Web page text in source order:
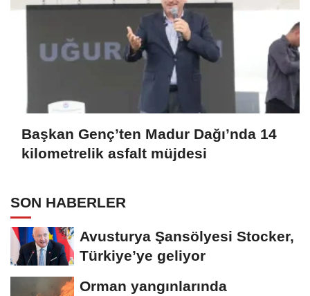
Başkan Genç’ten Madur Dağı’nda 14
kilometrelik asfalt müjdesi
SON HABERLER
Avusturya Şansölyesi Stocker,
Türkiye’ye geliyor
Orman yangınlarında